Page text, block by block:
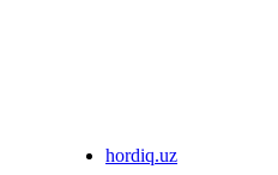
hordiq.uz